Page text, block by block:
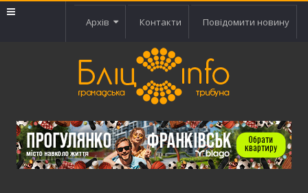
Архів Контакти Повідомити новину